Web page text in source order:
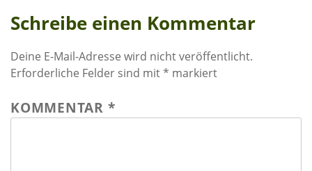
Bilder aus Zimbabwe
Schreibe einen Kommentar
Deine E-Mail-Adresse wird nicht veröffentlicht.
Erforderliche Felder sind mit* markiert
KOMMENTAR *